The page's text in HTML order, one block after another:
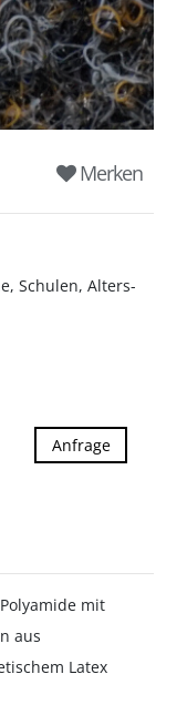
Merken
Schulen, Alters-
Anfrage
mit
aus
Latex